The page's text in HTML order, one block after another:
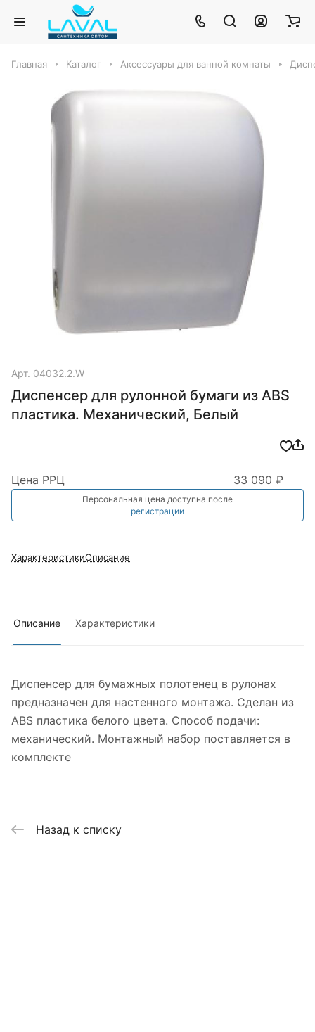
Главная Каталог Аксессуары для ванной комнаты
Арт. 04032.2.W
Диспенсер для рулонной бумаги из ABS
пластика. Механический, Белый
Цена РРЦ 33 090 ₽
Персональная цена доступна после
регистрации
ХарактеристикиОписание
Описание Характеристики
Диспенсер для бумажных полотенец в рулонах
предназначен для настенного монтажа. Сделан из
ABS пластика белого цвета. Способ подачи:
механический. Монтажный набор поставляется в
комплекте
Назад к списку